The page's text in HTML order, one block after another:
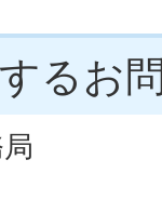
るお